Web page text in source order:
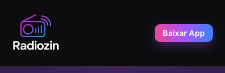
Baixar App